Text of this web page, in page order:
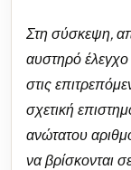
Στη σύσκεψη,
αυστηρό
στις
σχετική
ανώτατου
να βρίσκονται